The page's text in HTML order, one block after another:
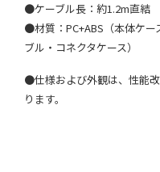
●ケーブル長：約1.2m直結
●材質：PC+ABS（本体ケー
ブル・コネクタケース）
●仕様および外観は、性能
ります。